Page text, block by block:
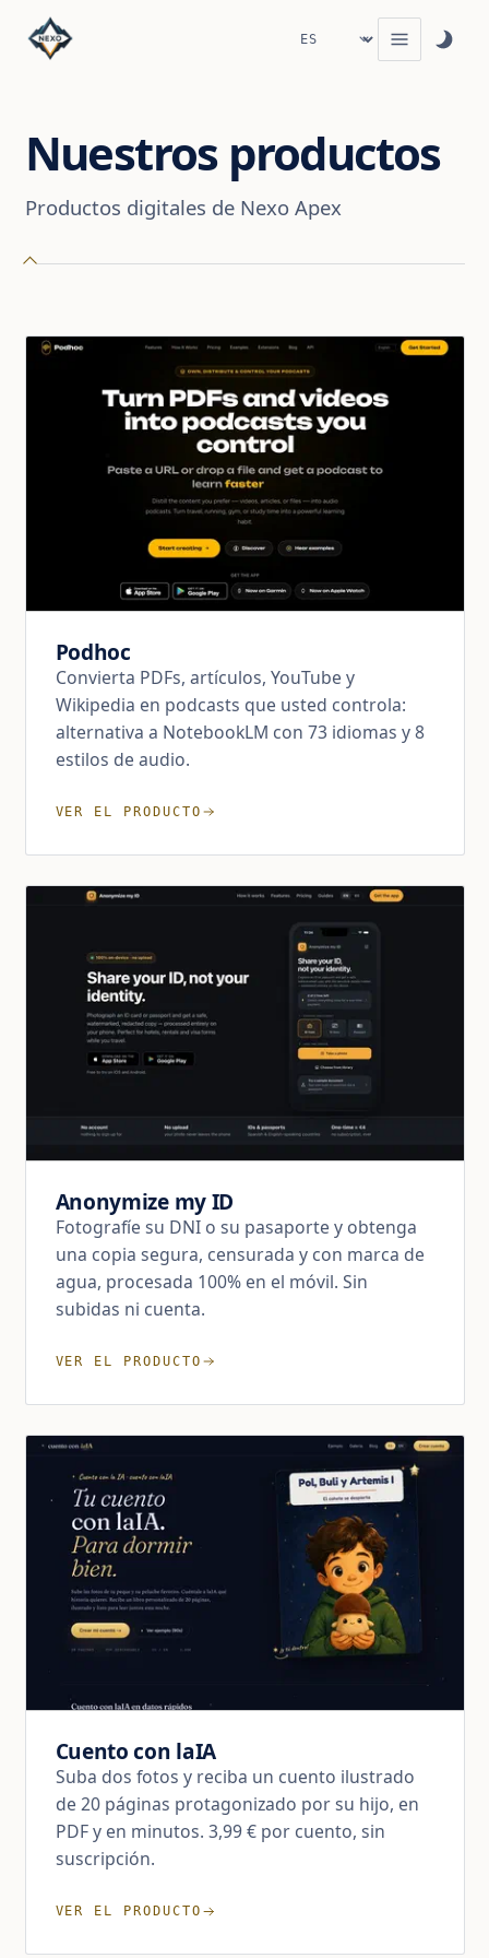
Nuestros productos
Productos digitales de Nexo Apex
Podhoc
Convierta PDFs, artículos, YouTube y
Wikipedia en podcasts que usted controla:
alternativa a NotebookLM con 73 idiomas y 8
estilos de audio.
VER EL PRODUCTO
Anonymize my ID
Fotografíe su DNI o su pasaporte y obtenga
una copia segura, censurada y con marca de
agua, procesada 100% en el móvil. Sin
subidas ni cuenta.
VER EL PRODUCTO
Cuento con laIA
Suba dos fotos y reciba un cuento ilustrado
de 20 páginas protagonizado por su hijo, en
PDF y en minutos. 3,99 € por cuento, sin
suscripción.
VER EL PRODUCTO